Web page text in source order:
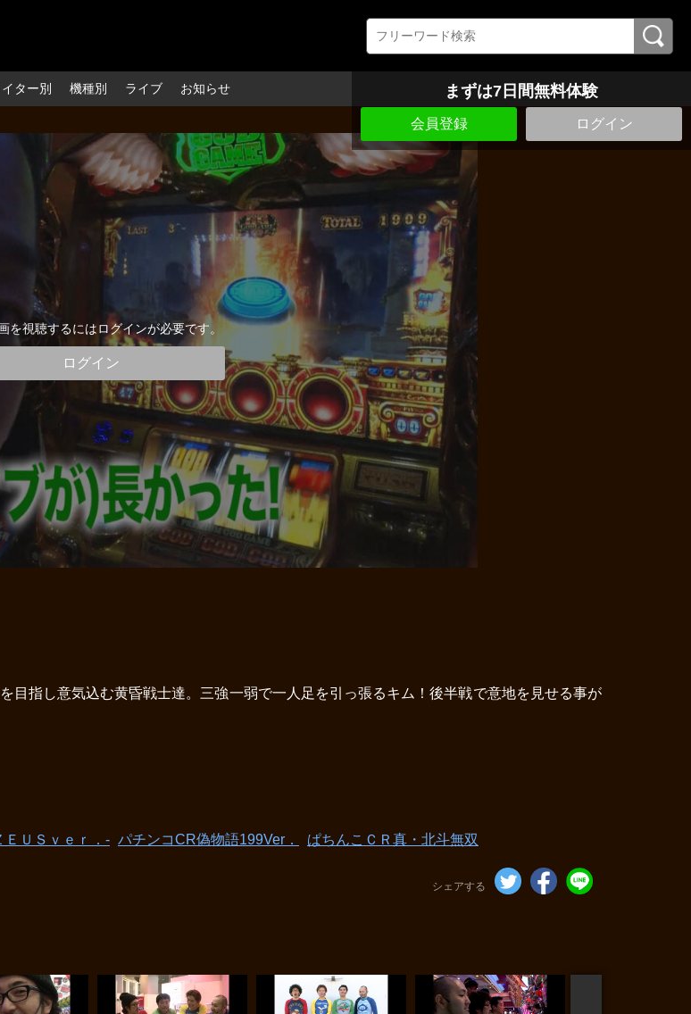
ター別 機種別 ライブ お知らせ まずは7日間無料体験
会員登録 ログイン
を視聴するにはログインが必要です。
ログイン
目指し意気込む黄昏戦士達。三強一弱で一人足を引っ張るキム！後半戦で意地を見せる事が
ＥＵＳｖｅｒ．- パチンコCR偽物語199Ver． ぱちんこＣＲ真・北斗無双
シェアする